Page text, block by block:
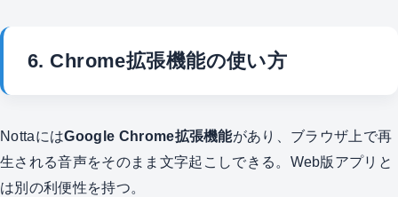
6. Chrome拡張機能の使い方
NottaにはGoogle Chrome拡張機能があり、ブラウザ上で再
生される音声をそのまま文字起こしできる。Web版アプリと
は別の利便性を持つ。